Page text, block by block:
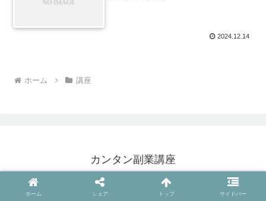
2024.12.14
ホーム 講座
カンタン副業講座
© 2024 カンタン副業講座.
ホーム シェア トップ サイドバー